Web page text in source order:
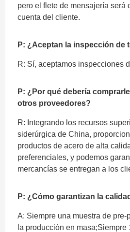
pero el flete de mensajería será
cuenta del cliente.
P: ¿Aceptan la inspección de
R: Sí, aceptamos inspecciones
P: ¿Por qué debería
otros proveedores?
R: Integrando los recursos
siderúrgica de China,
productos de acero de alta
preferenciales, y podemos
mercancías se entregan a los
P: ¿Cómo garantizan la
A: Siempre una muestra de pre-
la producción en masa;Siempre